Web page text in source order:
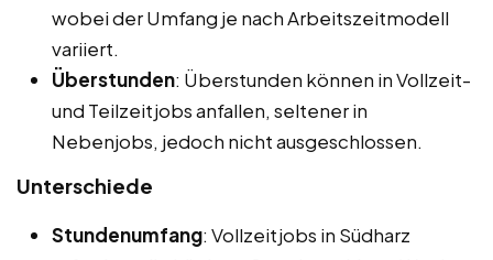
wobei der Umfang je nach Arbeitszeitmodell
variiert.
Überstunden: Überstunden können in Vollzeit-
und Teilzeitjobs anfallen, seltener in
Nebenjobs, jedoch nicht ausgeschlossen.
Unterschiede
Stundenumfang: Vollzeitjobs in Südharz